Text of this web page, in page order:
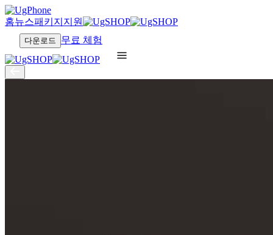
홈뉴스패키지 지원
다운로드 무료 체험